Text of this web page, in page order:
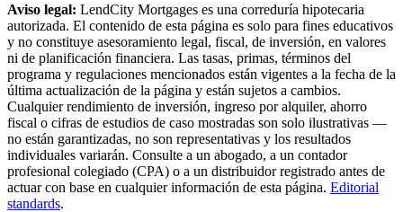
Aviso legal: LendCity Mortgages es una correduría hipotecaria
autorizada. El contenido de esta página es solo para fines educativos
y no constituye asesoramiento legal, fiscal, de inversión, en valores
ni de planificación financiera. Las tasas, primas, términos del
programa y regulaciones mencionados están vigentes a la fecha de la
última actualización de la página y están sujetos a cambios.
Cualquier rendimiento de inversión, ingreso por alquiler, ahorro
fiscal o cifras de estudios de caso mostradas son solo ilustrativas —
no están garantizadas, no son representativas y los resultados
individuales variarán. Consulte a un abogado, a un contador
profesional colegiado (CPA) o a un distribuidor registrado antes de
actuar con base en cualquier información de esta página. Editorial
standards.